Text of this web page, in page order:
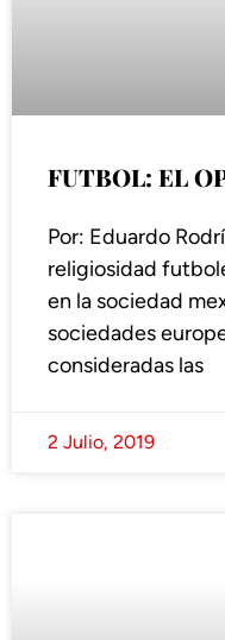
FUTBOL: EL
Por: Eduardo
religiosidad
en la sociedad
sociedades
consideradas las
2 Julio, 2019